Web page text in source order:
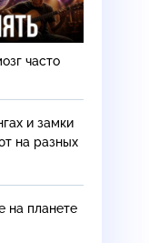
часто
и замки
на разных
на планете